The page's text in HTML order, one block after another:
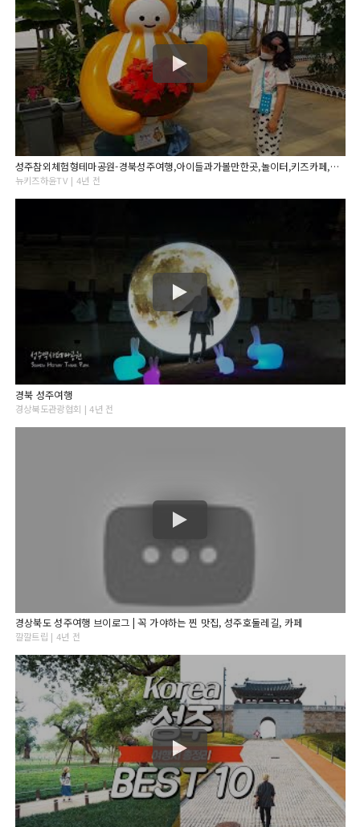
성주참외체험형테마공원-경북성주여행,아이들과가볼만한곳,놀이터,키즈카페,전시,체험,식물원
뉴키즈하윤TV | 4년 전
경북 성주여행
경상북도관광협회 | 4년 전
경상북도 성주여행 브이로그 | 꼭 가야하는 찐 맛집, 성주호둘레길, 카페
깔깔트립 | 4년 전